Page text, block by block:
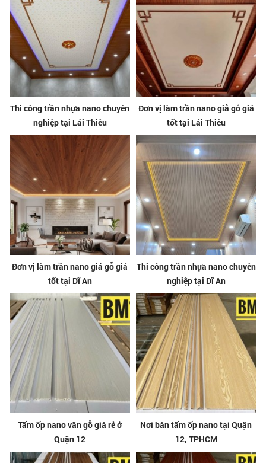
Thi công trần nhựa nano chuyên
nghiệp tại Lái Thiêu
Đơn vị làm trần nano giả gỗ giá
tốt tại Lái Thiêu
Đơn vị làm trần nano giả gỗ giá
tốt tại Dĩ An
Thi công trần nhựa nano chuyên
nghiệp tại Dĩ An
Tấm ốp nano vân gỗ giá rẻ ở
Quận 12
Nơi bán tấm ốp nano tại Quận
12, TPHCM